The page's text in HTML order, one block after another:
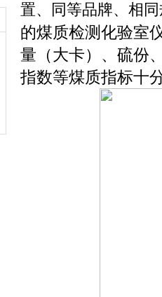
置、同等品牌、相
的煤质检测化验室
量（大卡）、硫份
指数等煤质指标十